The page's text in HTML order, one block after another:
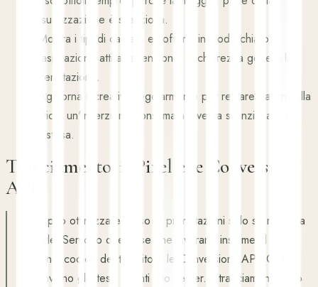
visualizzazione è silenziosa.
Mostra i tipi di camera e l'offerta in modo chiaro.
L'aspirazione attira l'attenzione, la chiarezza genera la
prenotazione.
Aggiorna il creativo regolarmente per restare davanti alla
fatica; un'inserzione consumata diventa silenziosa e più
costosa.
Tracciamento: il Pixel e le Conversions
API
Meta può ottimizzare verso le prenotazioni solo se riesce a
vederle. Servono due cose che lavorano insieme: il Meta
Pixel nel codice del tuo sito e le Conversions API (CAPI)
che inviano gli stessi eventi lato server. Il tracciamento solo